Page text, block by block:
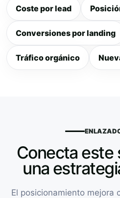
Coste por lead
Conversiones por landing
Tráfico orgánico
Conecta este
una
El posicionamiento mejora